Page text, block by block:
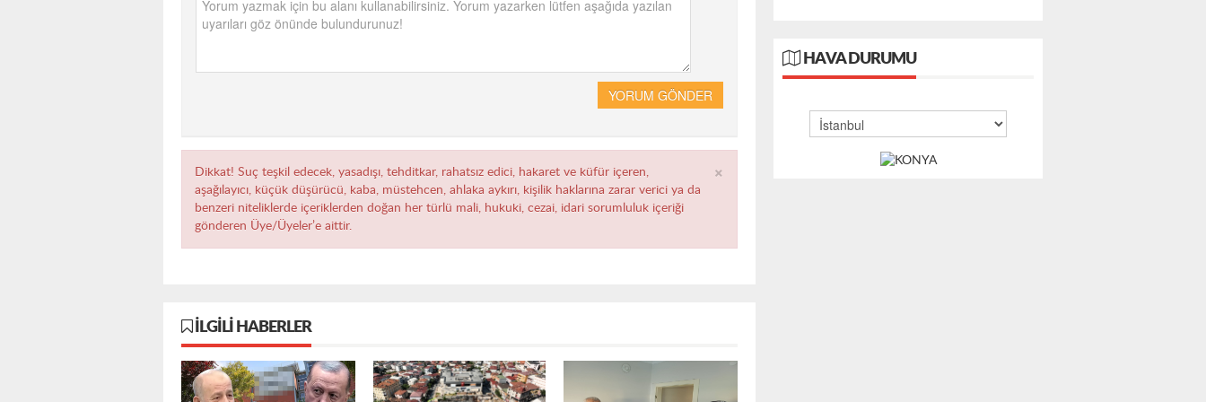
YORUM GÖNDER
×
Dikkat! Suç teşkil edecek, yasadışı, tehditkar, rahatsız edici, hakaret ve küfür içeren,
aşağılayıcı, küçük düşürücü, kaba, müstehcen, ahlaka aykırı, kişilik haklarına zarar verici ya da
benzeri niteliklerde içeriklerden doğan her türlü mali, hukuki, cezai, idari sorumluluk içeriği
gönderen Üye/Üyeler’e aittir.
İLGILI HABERLER
HAVA DURUMU